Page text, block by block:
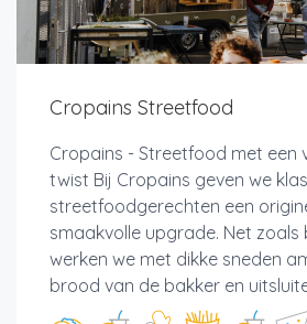
Cropains Streetfood
Cropains - Streetfood met een
twist Bij Cropains geven we
streetfoodgerechten een
smaakvolle upgrade. Net zoals
werken we met dikke sneden
brood van de bakker en